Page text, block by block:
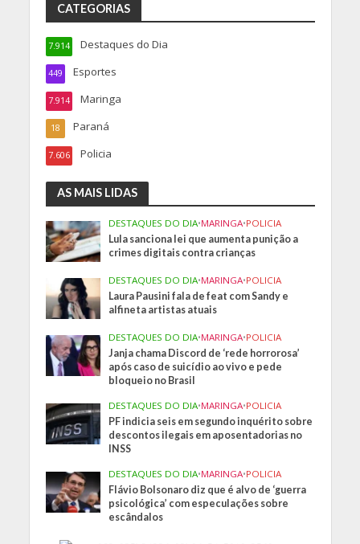
CATEGORIAS
Destaques do Dia
7.914
Esportes
449
Maringa
7.914
Paraná
18
Policia
7.606
AS MAIS LIDAS
DESTAQUES DO DIA•MARINGA•POLICIA
Lula sanciona lei que aumenta punição a
crimes digitais contra crianças
DESTAQUES DO DIA•MARINGA•POLICIA
Laura Pausini fala de feat com Sandy e
alfineta artistas atuais
DESTAQUES DO DIA•MARINGA•POLICIA
Janja chama Discord de ‘rede horrorosa’
após caso de suicídio ao vivo e pede
bloqueio no Brasil
DESTAQUES DO DIA•MARINGA•POLICIA
PF indicia seis em segundo inquérito sobre
descontos ilegais em aposentadorias no
INSS
DESTAQUES DO DIA•MARINGA•POLICIA
Flávio Bolsonaro diz que é alvo de ‘guerra
psicológica’ com especulações sobre
escândalos